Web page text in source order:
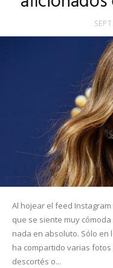
Al hojear el feed
que se siente muy
nada en absoluto. Sólo en
ha compartido varias
descortés o...